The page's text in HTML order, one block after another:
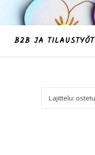
B2B JA TILAUSTYÖT